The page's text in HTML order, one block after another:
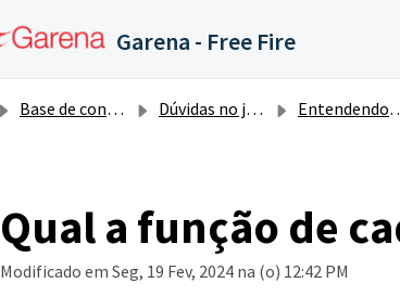
Garena - Free Fire
Base de conhecimento Dúvidas no jogo (Itens, Skins, Personagens, etc) Entendendo Recursos Durante as Partidas
Qual a função de
Modificado em Seg, 19 Fev, 2024 na (o) 12:42 PM